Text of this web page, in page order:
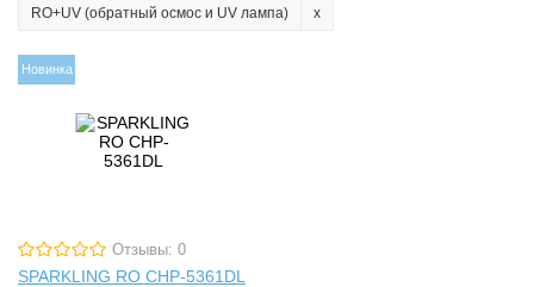
RO+UV (обратный осмос и UV лампа)
Новинка
Отзывы: 0
SPARKLING RO CHP-5361DL